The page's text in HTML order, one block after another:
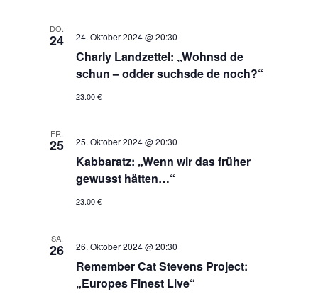
DO.
24 24. Oktober 2024 @ 20:30
Charly Landzettel: „Wohnsd de
schun – odder suchsde de noch?“
23.00 €
FR.
25 25. Oktober 2024 @ 20:30
Kabbaratz: „Wenn wir das früher
gewusst hätten…“
23.00 €
SA.
26 26. Oktober 2024 @ 20:30
Remember Cat Stevens Project:
„Europes Finest Live“